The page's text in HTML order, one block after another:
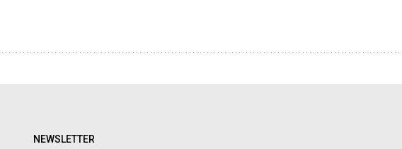
NEWSLETTER